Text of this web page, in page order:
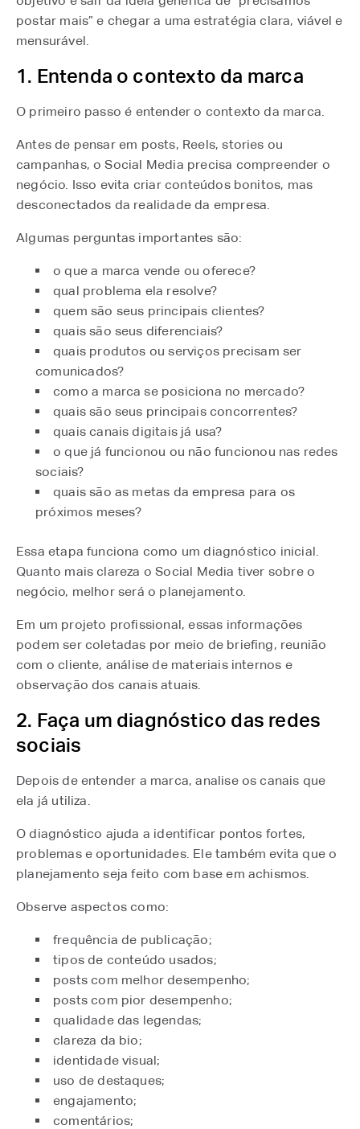
postar mais” e chegar a uma estratégia clara, viável e
mensurável.
1. Entenda o contexto da marca
O primeiro passo é entender o contexto da marca.
Antes de pensar em posts, Reels, stories ou
campanhas, o Social Media precisa compreender o
negócio. Isso evita criar conteúdos bonitos, mas
desconectados da realidade da empresa.
Algumas perguntas importantes são:
o que a marca vende ou oferece?
qual problema ela resolve?
quem são seus principais clientes?
quais são seus diferenciais?
quais produtos ou serviços precisam ser
comunicados?
como a marca se posiciona no mercado?
quais são seus principais concorrentes?
quais canais digitais já usa?
o que já funcionou ou não funcionou nas redes
sociais?
quais são as metas da empresa para os
próximos meses?
Essa etapa funciona como um diagnóstico inicial.
Quanto mais clareza o Social Media tiver sobre o
negócio, melhor será o planejamento.
Em um projeto profissional, essas informações
podem ser coletadas por meio de briefing, reunião
com o cliente, análise de materiais internos e
observação dos canais atuais.
2. Faça um diagnóstico das redes
sociais
Depois de entender a marca, analise os canais que
ela já utiliza.
O diagnóstico ajuda a identificar pontos fortes,
problemas e oportunidades. Ele também evita que o
planejamento seja feito com base em achismos.
Observe aspectos como:
frequência de publicação;
tipos de conteúdo usados;
posts com melhor desempenho;
posts com pior desempenho;
qualidade das legendas;
clareza da bio;
identidade visual;
uso de destaques;
engajamento;
comentários;